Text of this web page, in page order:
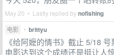
May 20 • Lastly replied bynofishing
电影 • brittyu
《给阿嬷的情书》截止 5/18
电影达到这个成绩还是挺让人